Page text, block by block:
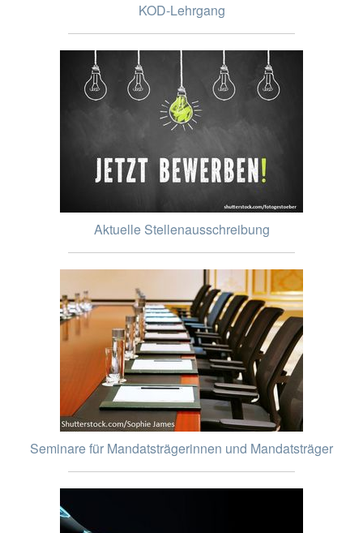
KOD-Lehrgang
Aktuelle Stellenausschreibung
Seminare für Mandatsträgerinnen und Mandatsträger